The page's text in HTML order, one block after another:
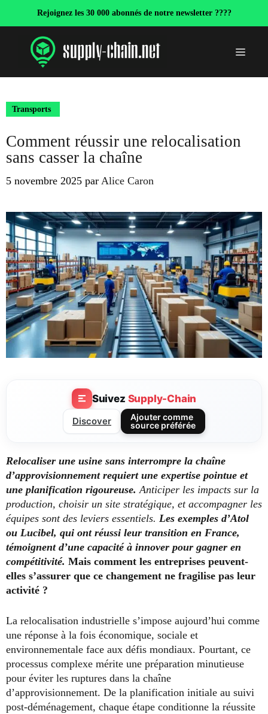
Rejoignez les 30 000 abonnés de notre newsletter ????
Menu
Transports
Comment réussir une relocalisation
sans casser la chaîne
5 novembre 2025 par Alice Caron
Suivez Supply-Chain
Discover
Ajouter comme
source préférée
Relocaliser une usine sans interrompre la chaîne
d’approvisionnement requiert une expertise pointue et
une planification rigoureuse.Anticiper les impacts sur la
production, choisir un site stratégique, et accompagner les
équipes sont des leviers essentiels. Les exemples d’Atol
ou Lucibel, qui ont réussi leur transition en France,
témoignent d’une capacité à innover pour gagner en
compétitivité. Mais comment les entreprises peuvent-
elles s’assurer que ce changement ne fragilise pas leur
activité ?
La relocalisation industrielle s’impose aujourd’hui comme
une réponse à la fois économique, sociale et
environnementale face aux défis mondiaux. Pourtant, ce
processus complexe mérite une préparation minutieuse
pour éviter les ruptures dans la chaîne
d’approvisionnement. De la planification initiale au suivi
post-déménagement, chaque étape conditionne la réussite